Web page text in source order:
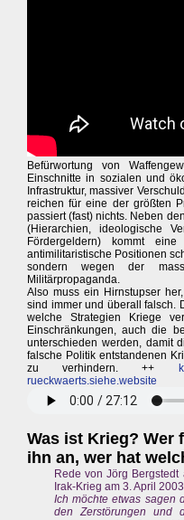
Befürwortung von
Einschnitte in sozialen und
Infrastruktur, massiver
reichen für eine der größten
passiert (fast) nichts. Neben
(Hierarchien, ideologische
Fördergeldern) kommt
antimilitaristische Positionen
sondern wegen der
Militärpropaganda.
Also muss ein Hirnstupser
sind immer und überall falsch.
welche Strategien Kriege
Einschränkungen, auch die
unterschieden werden, damit
falsche Politik entstandenen
zu verhindern. ++
rueckwaerts.siehe.website
Was ist Krieg? Wer
ihn an, wer hat
Rede von Jörg
Irak-Krieg am 3. April 2003
Ich möchte etwas sagen
den Zerstörungen und